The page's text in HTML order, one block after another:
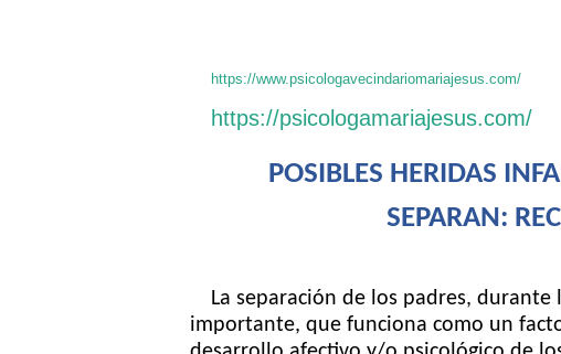
https://www.psicologavecindariomariajesus.com/
https://psicologamariajesus.com/
POSIBLES HERIDAS
SEPARAN:
La separación de los padres,
importante, que funciona como un